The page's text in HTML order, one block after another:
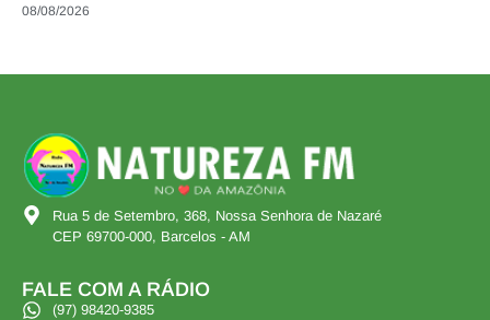
08/08/2026
Rua 5 de Setembro, 368, Nossa Senhora de Nazaré
CEP 69700-000, Barcelos - AM
FALE COM A RÁDIO
(97) 98420-9385